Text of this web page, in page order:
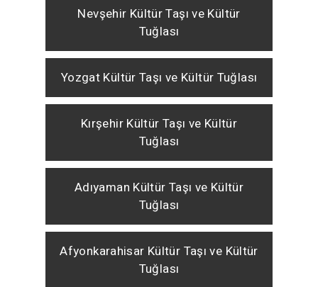
Nevşehir Kültür Taşı ve Kültür
Tuğlası
Yozgat Kültür Taşı ve Kültür Tuğlası
Kırşehir Kültür Taşı ve Kültür
Tuğlası
Adıyaman Kültür Taşı ve Kültür
Tuğlası
Afyonkarahisar Kültür Taşı ve Kültür
Tuğlası